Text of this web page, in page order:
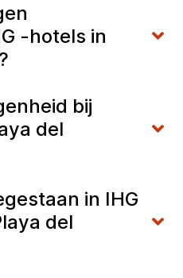
-hotels in
bij
del
in IHG
del